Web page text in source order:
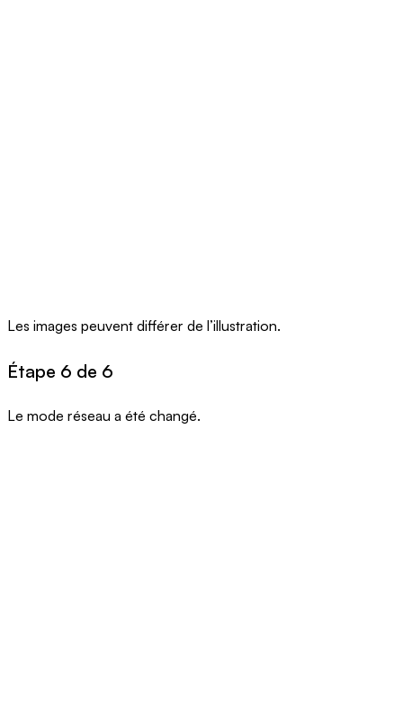
Les images peuvent différer de l’illustration.
Étape 6 de 6
Le mode réseau a été changé.